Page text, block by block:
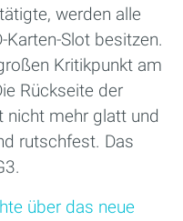
werden alle
Karten-Slot besitzen.
Kritikpunkt am
Rückseite der
nicht mehr glatt und
rutschfest. Das
über das neue